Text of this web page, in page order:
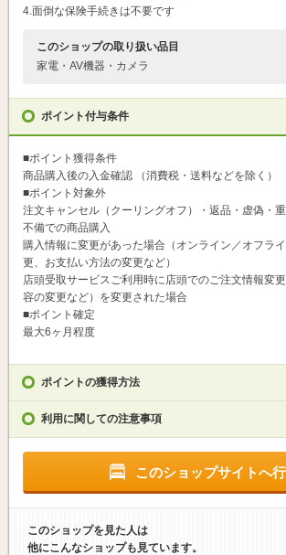
4.面倒な保険手続きは不要です
このショップの取り扱い品目
家電・AV機器・カメラ
ポイント付与条件
■ポイント獲得条件
商品購入後の入金確認 （消費税・送料などを除く）
■ポイント対象外
注文キャンセル（クーリングオフ）・返品・虚偽・
不備での商品購入
購入情報に変更があった場合（オンライン／オフラ
更、お支払い方法の変更など）
店頭受取サービスご利用時に店頭でのご注文情報変
容の変更など）を変更された場合
■ポイント確定
最大6ヶ月程度
ポイントの獲得方法
利用に関しての注意事項
このショップサイトへ行
このショップを見た人は
他にこんなショップも見ています。